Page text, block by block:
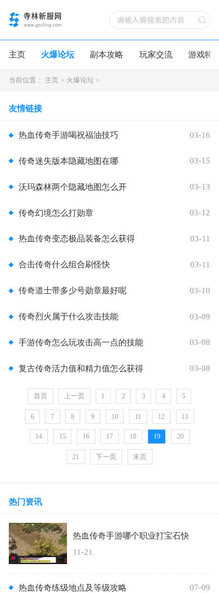
主页 火爆论坛 副本攻略 玩家交流 游戏特
当前位置： 主页> 火爆论坛>
友情链接
热血传奇手游喝祝福油技巧 03-16
传奇迷失版本隐藏地图在哪 03-15
沃玛森林两个隐藏地图怎么开 03-13
传奇幻境怎么打勋章 03-12
热血传奇变态极品装备怎么获得 03-11
合击传奇什么组合刷怪快 03-11
传奇道士带多少号勋章最好呢 03-10
传奇烈火属于什么攻击技能 03-09
手游传奇怎么玩攻击高一点的技能 03-08
复古传奇活力值和精力值怎么获得 03-08
首页 上一页 1 2 3 4 5
6 7 8 9 10 11 12 13
14 15 16 17 18 19 20
21 下一页 末页
热门资讯
热血传奇手游哪个职业打宝石快
11-21
热血传奇练级地点及等级攻略 07-09